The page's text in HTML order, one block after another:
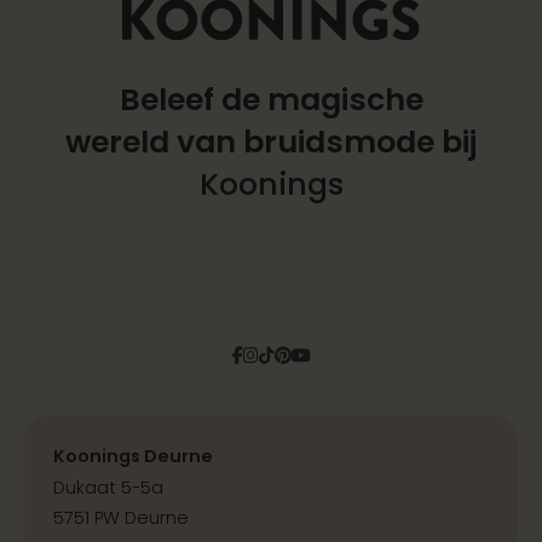
Beleef de magische
wereld van bruidsmode bij
Koonings
Facebook
Instagram
Tiktok
Pinterest
YouTube
Koonings Deurne
Dukaat 5-5a
5751 PW Deurne